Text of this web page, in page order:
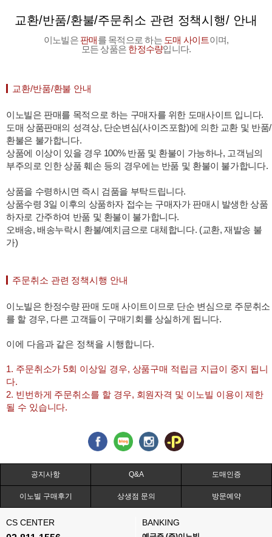
교환/반품/환불/주문취소 관련 정책시행/ 안내
이노빌은 판매를 목적으로 하는 도매 사이트이며,
모든 상품은 한정수량입니다.
교환/반품/환불 안내
이노빌은 판매를 목적으로 하는 구매자를 위한 도매사이트 입니다.
도매 상품판매의 성격상, 단순변심(사이즈포함)에 의한 교환 및 반품/
환불은 불가합니다.
상품에 이상이 있을 경우 100% 반품 및 환불이 가능하나, 고객님의
부주의로 인한 상품 훼손 등의 경우에는 반품 및 환불이 불가합니다.
상품을 수령하시면 즉시 검품을 부탁드립니다.
상품수령 3일 이후의 상품하자 접수는 구매자가 판매시 발생한 상품
하자로 간주하여 반품 및 환불이 불가합니다.
오배송, 배송누락시 환불/예치금으로 대체합니다. (교환, 재발송 불
가)
주문취소 관련 정책시행 안내
이노빌은 한정수량 판매 도매 사이트이므로 단순 변심으로 주문취소
를 할 경우, 다른 고객들이 구매기회를 상실하게 됩니다.
이에 다음과 같은 정책을 시행합니다.
1. 주문취소가 5회 이상일 경우, 상품구매 적립금 지급이 중지 됩니
다.
2. 빈번하게 주문취소를 할 경우, 회원자격 및 이노빌 이용이 제한
될 수 있습니다.
공지사항 Q&A 도매인증
이노빌 구매후기 상생점 문의 방문예약
CS CENTER BANKING